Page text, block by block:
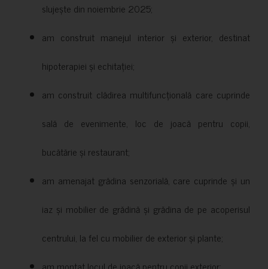
slujește din noiembrie 2025;
am construit manejul interior și exterior, destinat
hipoterapiei și echitației;
am construit clădirea multifuncțională care cuprinde
sală de evenimente, loc de joacă pentru copii,
bucătărie și restaurant;
am amenajat grădina senzorială, care cuprinde și un
iaz și mobilier de grădină și grădina de pe acoperisul
centrului, la fel cu mobilier de exterior și plante;